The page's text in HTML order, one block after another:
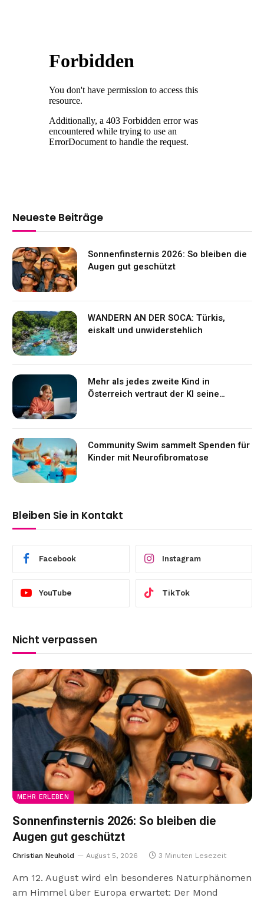
Neueste Beiträge
Sonnenfinsternis 2026: So bleiben die
Augen gut geschützt
WANDERN AN DER SOCA: Türkis,
eiskalt und unwiderstehlich
Mehr als jedes zweite Kind in
Österreich vertraut der KI seine
Community Swim sammelt Spenden für
Kinder mit Neurofibromatose
Bleiben Sie in Kontakt
Facebook Instagram
YouTube TikTok
Nicht verpassen
MEHR ERLEBEN
Sonnenfinsternis 2026: So bleiben die
Augen gut geschützt
Christian Neuhold August 5, 2026 3 Minuten Lesezeit
Am 12. August wird ein besonderes Naturphänomen
am Himmel über Europa erwartet: Der Mond